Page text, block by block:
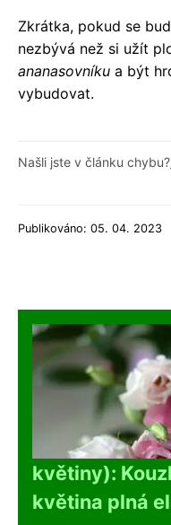
Zkrátka, pokud se
nezbývá než si užít
ananasovníku a být
vybudovat.
Našli jste v článku chybu?
Publikováno: 05. 04. 2023
květiny):
květina plná